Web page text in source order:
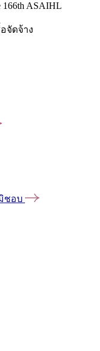
166th ASAIHL
จัดจ้าง
ชอบ